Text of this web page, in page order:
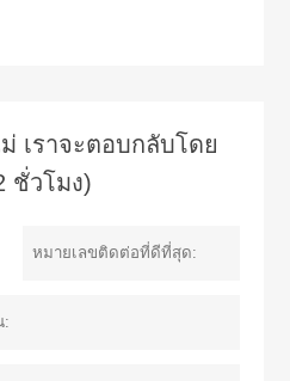
เราจะตอบกลับโดย
ชั่วโมง)